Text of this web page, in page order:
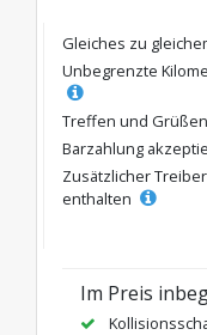
Gleiches zu
Unbegrenzte
Treffen und Grüßen
Barzahlung
Zusätzlicher Treiber
enthalten
Im Preis